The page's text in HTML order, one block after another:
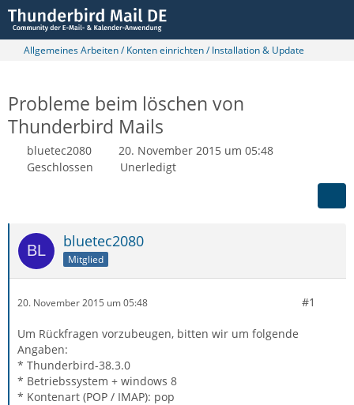
Allgemeines Arbeiten / Konten einrichten / Installation & Update
Probleme beim löschen von
Thunderbird Mails
bluetec2080
20. November 2015 um 05:48
Geschlossen
Unerledigt
bluetec2080
Mitglied
20. November 2015 um 05:48 #1
Um Rückfragen vorzubeugen, bitten wir um folgende
Angaben:
* Thunderbird-38.3.0
* Betriebssystem + windows 8
* Kontenart (POP / IMAP): pop